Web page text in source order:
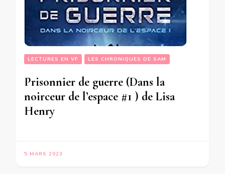
LECTURES EN VF LES CHRONIQUES DE SAM
Prisonnier de guerre (Dans la
noirceur de l’espace #1 ) de Lisa
Henry
5 MARS 2023